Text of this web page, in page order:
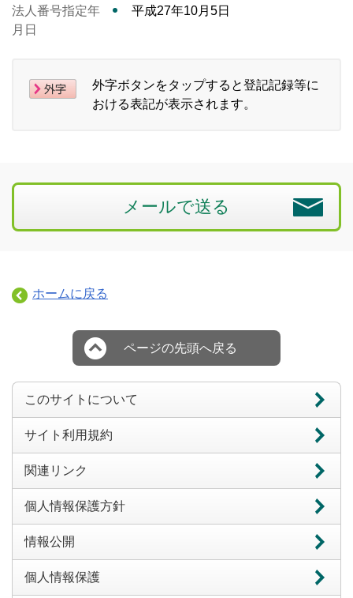
法人番号指定年
月日
平成27年10月5日
外字ボタンをタップすると登記記録等に
おける表記が表示されます。
メールで送る
ホームに戻る
ページの先頭へ戻る
このサイトについて
サイト利用規約
関連リンク
個人情報保護方針
情報公開
個人情報保護